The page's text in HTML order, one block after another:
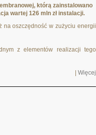
którą zainstalowano
wartej 126 mln zł instalacji.
na oszczędność w zużyciu energii
z elementów realizacji tego
Więcej